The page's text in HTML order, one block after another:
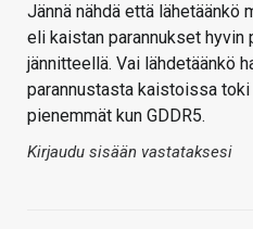
Jännä nähdä että lähetäänkö
eli kaistan parannukset hyvin
jännitteellä. Vai lähdetäänkö
parannustasta kaistoissa
pienemmät kun GDDR5.
Kirjaudu sisään vastataksesi